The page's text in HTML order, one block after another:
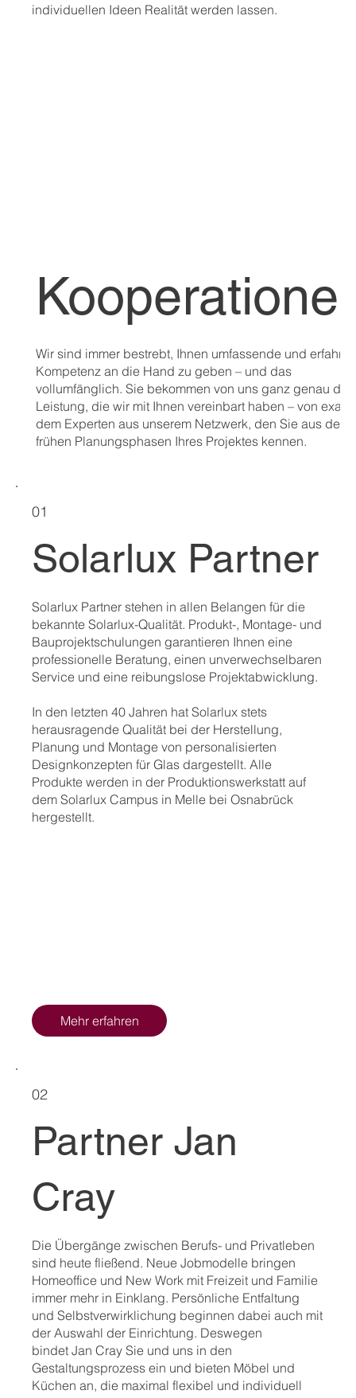
Wir sind immer bestrebt, Ihnen umfassende und
Kompetenz an die Hand zu geben – und das
vollumfänglich. Sie bekommen von uns ganz genau die
Leistung, die wir mit Ihnen vereinbart haben – von exakt
dem Experten aus unserem Netzwerk, den Sie aus den
frühen Planungsphasen Ihres Projektes kennen.
01
Solarlux Partner
Solarlux Partner stehen in allen Belangen für die
bekannte Solarlux-Qualität. Produkt-, Montage- und
Bauprojektschulungen garantieren Ihnen eine
professionelle Beratung, einen unverwechselbaren
Service und eine reibungslose Projektabwicklung.
In den letzten 40 Jahren hat Solarlux stets
herausragende Qualität bei der Herstellung,
Planung und Montage von personalisierten
Designkonzepten für Glas dargestellt. Alle
Produkte werden in der Produktionswerkstatt auf
dem Solarlux Campus in Melle bei Osnabrück
hergestellt.
Mehr erfahren
02
Partner Jan
Cray
Die Übergänge zwischen Berufs- und Privatleben
sind heute fließend. Neue Jobmodelle bringen
Homeoffice und New Work mit Freizeit und Familie
immer mehr in Einklang. Persönliche Entfaltung
und Selbstverwirklichung beginnen dabei auch mit
der Auswahl der Einrichtung. Deswegen
bindet Jan Cray Sie und uns in den
Gestaltungsprozess ein und bieten Möbel und
Küchen an, die maximal flexibel und individuell
individuellen Ideen Realität werden lassen.